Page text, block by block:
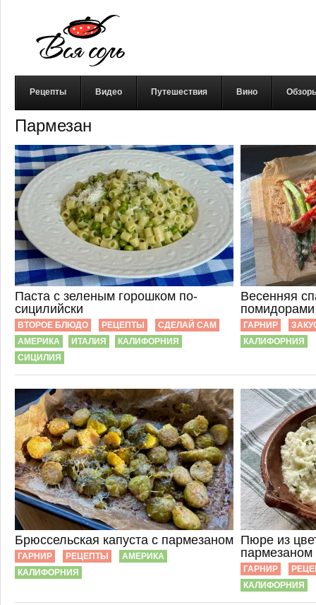
Рецепты Видео Путешествия Вино
Пармезан
Паста с зеленым горошком по-
сицилийски
ВТОРОЕ БЛЮДО РЕЦЕПТЫ
СДЕЛАЙ САМ
АМЕРИКА
ИТАЛИЯ
КАЛИФОРНИЯ
СИЦИЛИЯ
Весенняя
ГАРНИР
КАЛИФОРНИЯ
Брюссельская капуста с пармезаном
ГАРНИР РЕЦЕПТЫ
АМЕРИКА
КАЛИФОРНИЯ
Пюре из
пармезаном
ГАРНИР
КАЛИФОРНИЯ